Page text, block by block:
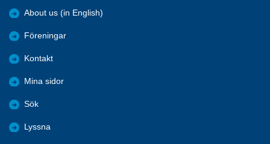
About us (in English)
Föreningar
Kontakt
Mina sidor
Sök
Lyssna